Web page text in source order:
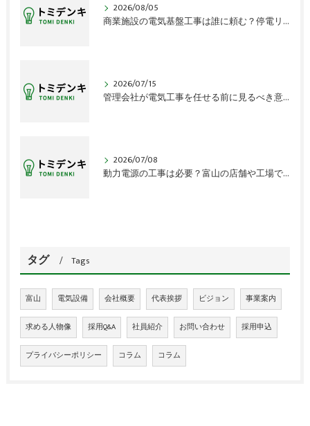
2026/08/05
商業施設の電気基盤工事は誰に頼む？停電リスクの盲点
2026/07/15
管理会社が電気工事を任せる前に見るべき意外な盲点
2026/07/08
動力電源の工事は必要？富山の店舗や工場で見落とす確認点
タグ Tags
富山 電気設備 会社概要 代表挨拶 ビジョン 事業案内
求める人物像 採用Q&A 社員紹介 お問い合わせ 採用申込
プライバシーポリシー コラム コラム